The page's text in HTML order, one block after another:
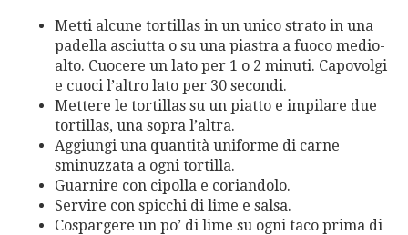
Metti alcune tortillas in un unico strato in una
padella asciutta o su una piastra a fuoco medio-
alto. Cuocere un lato per 1 o 2 minuti. Capovolgi
e cuoci l’altro lato per 30 secondi.
Mettere le tortillas su un piatto e impilare due
tortillas, una sopra l’altra.
Aggiungi una quantità uniforme di carne
sminuzzata a ogni tortilla.
Guarnire con cipolla e coriandolo.
Servire con spicchi di lime e salsa.
Cospargere un po’ di lime su ogni taco prima di